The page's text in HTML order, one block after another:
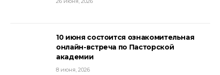
10 июня состоится ознакомительная
онлайн-встреча по Пасторской
академии
8 июня, 2026